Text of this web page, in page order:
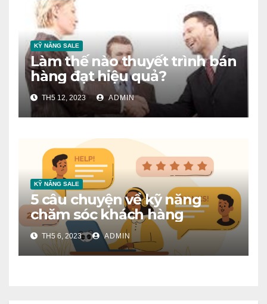
KỸ NĂNG SALE
Làm thế nào thuyết trình bán
hàng đạt hiệu quả?
TH5 12, 2023 ADMIN
KỸ NĂNG SALE
5 câu chuyện về kỹ năng
chăm sóc khách hàng
TH5 6, 2023 ADMIN